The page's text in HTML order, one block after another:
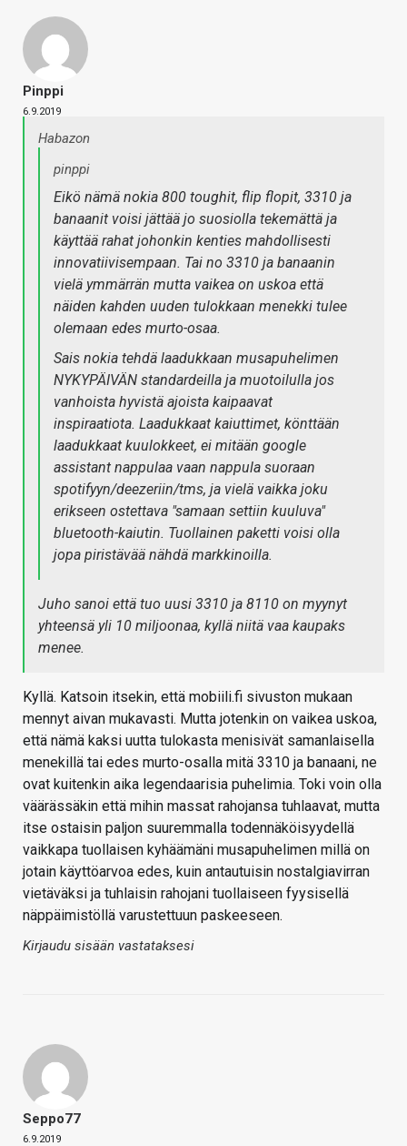
Pinppi
6.9.2019
Habazon
pinppi
Eikö nämä nokia 800 toughit, flip flopit, 3310 ja
banaanit voisi jättää jo suosiolla tekemättä ja
käyttää rahat johonkin kenties mahdollisesti
innovatiivisempaan. Tai no 3310 ja banaanin
vielä ymmärrän mutta vaikea on uskoa että
näiden kahden uuden tulokkaan menekki tulee
olemaan edes murto-osaa.
Sais nokia tehdä laadukkaan musapuhelimen
NYKYPÄIVÄN standardeilla ja muotoilulla jos
vanhoista hyvistä ajoista kaipaavat
inspiraatiota. Laadukkaat kaiuttimet, könttään
laadukkaat kuulokkeet, ei mitään google
assistant nappulaa vaan nappula suoraan
spotifyyn/deezeriin/tms, ja vielä vaikka joku
erikseen ostettava "samaan settiin kuuluva"
bluetooth-kaiutin. Tuollainen paketti voisi olla
jopa piristävää nähdä markkinoilla.
Juho sanoi että tuo uusi 3310 ja 8110 on myynyt
yhteensä yli 10 miljoonaa, kyllä niitä vaa kaupaks
menee.
Kyllä. Katsoin itsekin, että mobiili.fi sivuston mukaan
mennyt aivan mukavasti. Mutta jotenkin on vaikea uskoa,
että nämä kaksi uutta tulokasta menisivät samanlaisella
menekillä tai edes murto-osalla mitä 3310 ja banaani, ne
ovat kuitenkin aika legendaarisia puhelimia. Toki voin olla
väärässäkin että mihin massat rahojansa tuhlaavat, mutta
itse ostaisin paljon suuremmalla todennäköisyydellä
vaikkapa tuollaisen kyhäämäni musapuhelimen millä on
jotain käyttöarvoa edes, kuin antautuisin nostalgiavirran
vietäväksi ja tuhlaisin rahojani tuollaiseen fyysisellä
näppäimistöllä varustettuun paskeeseen.
Kirjaudu sisään vastataksesi
Seppo77
6.9.2019